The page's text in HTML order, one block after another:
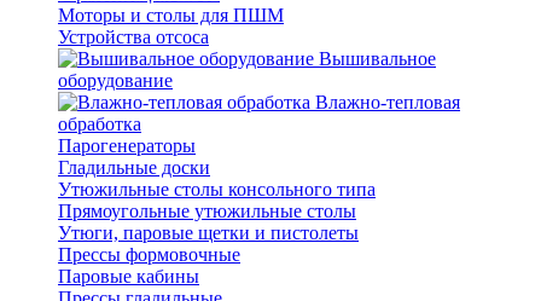
Моторы и столы для ПШМ
Устройства отсоса
Вышивальное
оборудование
Влажно-тепловая
обработка
Парогенераторы
Гладильные доски
Утюжильные столы консольного типа
Прямоугольные утюжильные столы
Утюги, паровые щетки и пистолеты
Прессы формовочные
Паровые кабины